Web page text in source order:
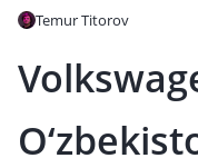
Temur Titorov